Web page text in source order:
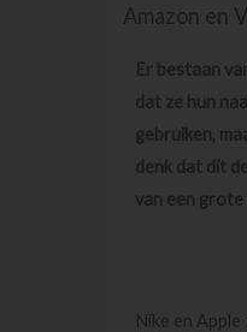
Amazon en
Er bestaan
dat ze hun
gebruiken,
denk dat dit
van een
Nike en